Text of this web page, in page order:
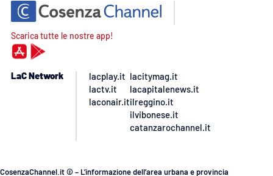
Scarica tutte le nostre app!
LaC Network
lacplay.it
lactv.it
laconair.it
lacitymag.it
lacapitalenews.it
ilreggino.it
ilvibonese.it
catanzarochannel.it
CosenzaChannel.it © – L’informazione dell’area urbana e provincia